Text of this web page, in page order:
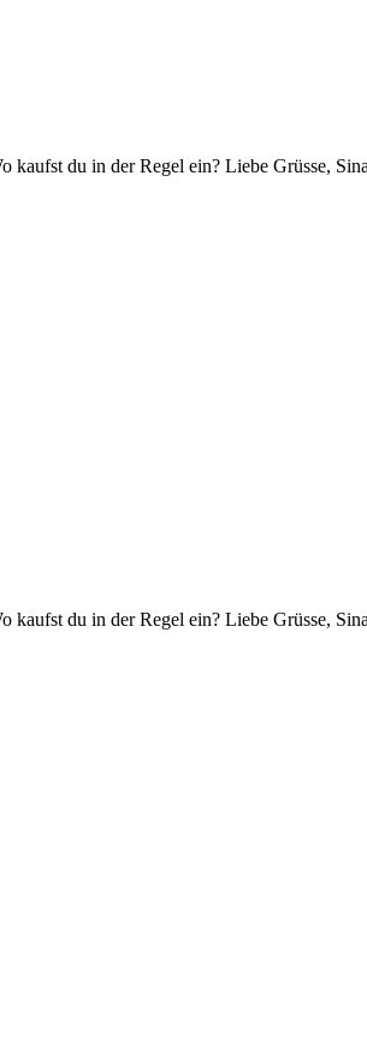
kaufst du in der Regel ein? Liebe Grüsse, Sina
kaufst du in der Regel ein? Liebe Grüsse, Sina